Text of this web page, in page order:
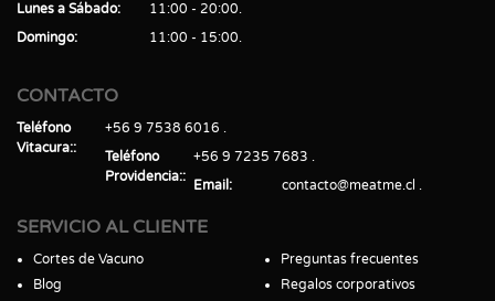
Lunes a Sábado
11:00 - 20:00
Domingo
11:00 - 15:00
CONTACTO
Teléfono
Vitacura:
+56 9 7538 6016
Teléfono
Providencia:
+56 9 7235 7683
Email
contacto@meatme.cl
SERVICIO AL CLIENTE
Cortes de Vacuno
Blog
Preguntas frecuentes
Regalos corporativos